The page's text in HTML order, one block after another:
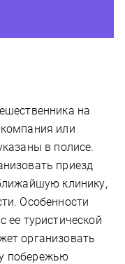
на
или
в полисе.
приезд
клинику,
Особенности
ее туристической
организовать
побережью